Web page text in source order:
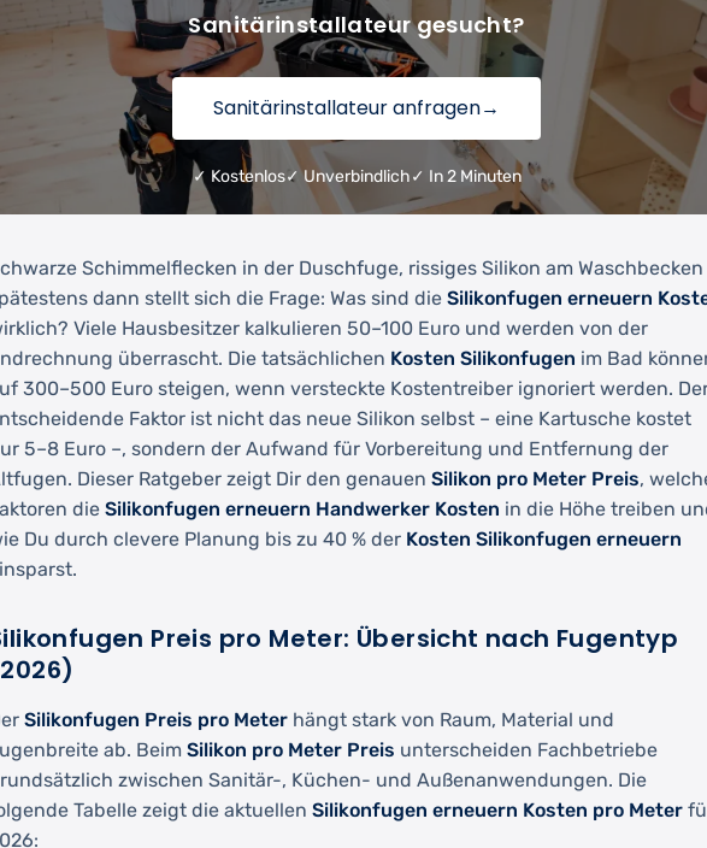
Sanitärinstallateur gesucht?
Sanitärinstallateur anfragen→
✓ Kostenlos✓ Unverbindlich✓ In 2 Minuten
Schimmelflecken in der Duschfuge, rissiges Silikon am Waschbecken
dann stellt sich die Frage: Was sind die Silikonfugen erneuern
Viele Hausbesitzer kalkulieren 50–100 Euro und werden von der
überrascht. Die tatsächlichen Kosten Silikonfugen im Bad
300–500 Euro steigen, wenn versteckte Kostentreiber ignoriert werden.
Faktor ist nicht das neue Silikon selbst – eine Kartusche kostet
5–8 Euro –, sondern der Aufwand für Vorbereitung und Entfernung der
Dieser Ratgeber zeigt Dir den genauen Silikon pro Meter Preis,
die Silikonfugen erneuern Handwerker Kosten in die Höhe treiben
Du durch clevere Planung bis zu 40 % der Kosten Silikonfugen erneuern
Preis pro Meter: Übersicht nach Fugentyp
Silikonfugen Preis pro Meter hängt stark von Raum, Material und
ab. Beim Silikon pro Meter Preis unterscheiden Fachbetriebe
zwischen Sanitär-, Küchen- und Außenanwendungen. Die
Tabelle zeigt die aktuellen Silikonfugen erneuern Kosten pro Meter